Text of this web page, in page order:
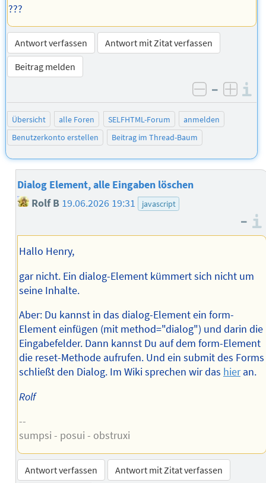
???
Antwort verfassen
Antwort mit Zitat verfassen
Beitrag melden
negativ
–
Übersicht alle Foren SELFHTML-Forum
anmelden
Benutzerkonto erstellen
Beitrag im Thread-Baum
Dialog Element, alle Eingaben löschen
Rolf B 19.06.2026 19:31 javascript
–
Hallo Henry,
gar nicht. Ein dialog-Element kümmert sich nicht um
seine Inhalte.
Aber: Du kannst in das dialog-Element ein form-
Element einfügen (mit method="dialog") und darin die
Eingabefelder. Dann kannst Du auf dem form-Element
die reset-Methode aufrufen. Und ein submit des Forms
schließt den Dialog. Im Wiki sprechen wir das hieran.
Rolf
--
sumpsi - posui - obstruxi
Antwort verfassen
Antwort mit Zitat verfassen